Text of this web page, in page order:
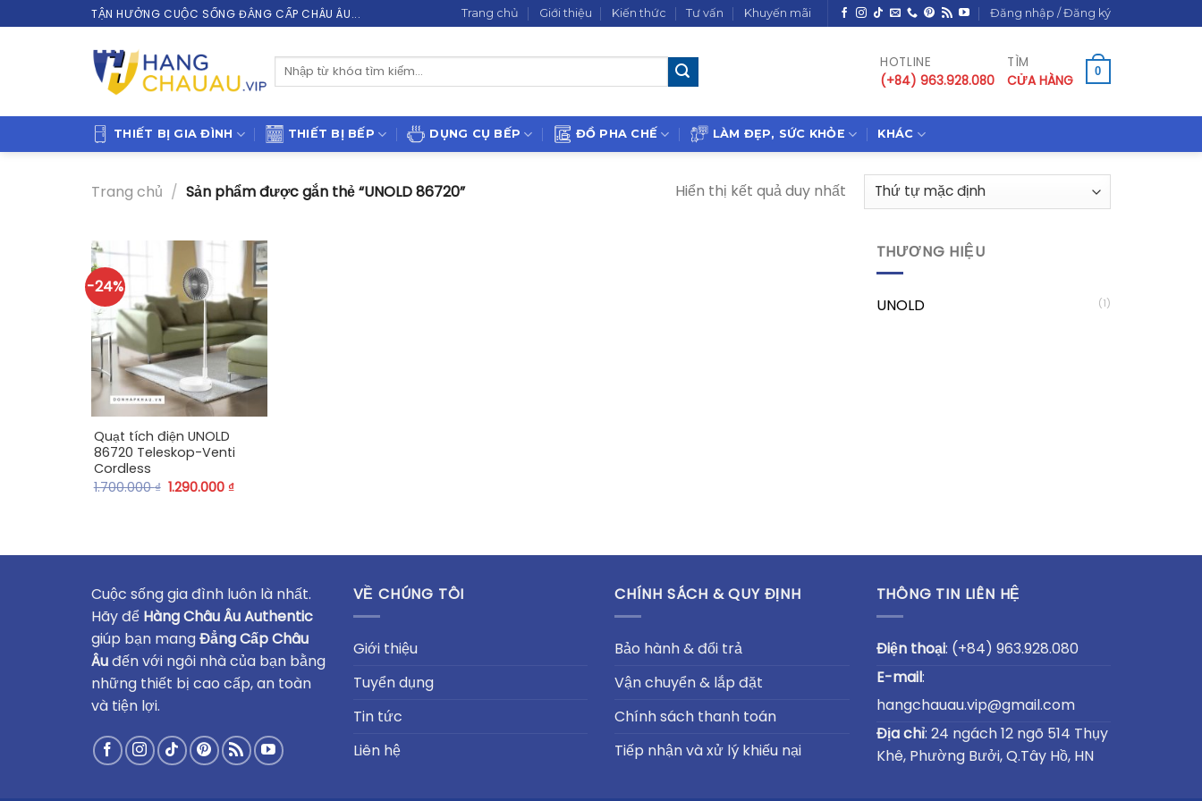
to
TẬN HƯỞNG CUỘC SỐNG ĐẲNG CẤP CHÂU ÂU... Trang chủ Giới thiệu Kiến thức Tư vấn Khuyến mãi Đăng nhập / Đăng ký
Tìm
HOTLINE
(+84) 963.928.080
TÌM
CỬA HÀNG
0
THIẾT BỊ GIA ĐÌNH THIẾT BỊ BẾP DỤNG CỤ BẾP ĐỒ PHA CHẾ LÀM ĐẸP, SỨC KHỎE KHÁC
Trang chủ / Sản phẩm được gắn thẻ “UNOLD 86720” Hiển thị kết quả duy nhất
-24%
+
Quạt tích điện UNOLD
86720 Teleskop-Venti
Cordless
1.700.000₫ 1.290.000 ₫
THƯƠNG HIỆU
UNOLD (1)
Cuộc sống gia đình luôn là nhất.
Hãy để Hàng Châu Âu Authentic
giúp bạn mangĐẳng Cấp Châu
Âuđến với ngôi nhà của bạn bằng
những thiết bị cao cấp, an toàn
và tiện lợi.
VỀ CHÚNG TÔI
Giới thiệu
Tuyển dụng
Tin tức
Liên hệ
CHÍNH SÁCH & QUY ĐỊNH
Bảo hành & đổi trả
Vận chuyển & lắp đặt
Chính sách thanh toán
Tiếp nhận và xử lý khiếu nại
THÔNG TIN LIÊN HỆ
Điện thoại: (+84) 963.928.080
E-mail:
hangchauau.vip@gmail.com
Địa chỉ: 24 ngách 12 ngõ 514 Thụy
Khê, Phường Bưởi, Q.Tây Hồ, HN